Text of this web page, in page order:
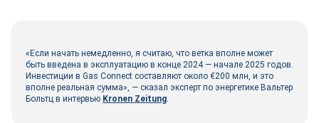
«Если начать немедленно, я считаю, что ветка вполне может
быть введена в эксплуатацию в конце 2024 — начале 2025 годов.
Инвестиции в Gas Connect составляют около €200 млн, и это
вполне реальная сумма», — сказал эксперт по энергетике Вальтер
Больтц в интервью Kronen Zeitung.